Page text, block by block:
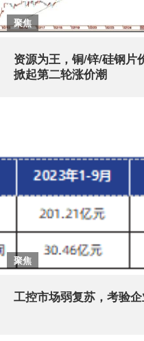
聚焦
资源为王，铜/锌/硅钢片
掀起第二轮涨价潮
聚焦
工控市场弱复苏，考验